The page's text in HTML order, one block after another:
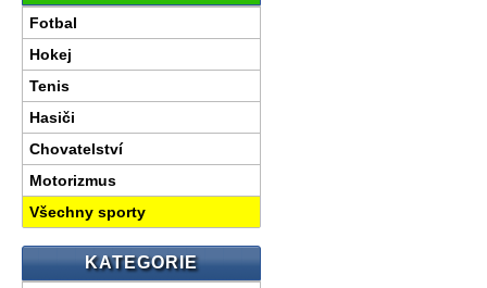
Fotbal
Hokej
Tenis
Hasiči
Chovatelství
Motorizmus
Všechny sporty
KATEGORIE